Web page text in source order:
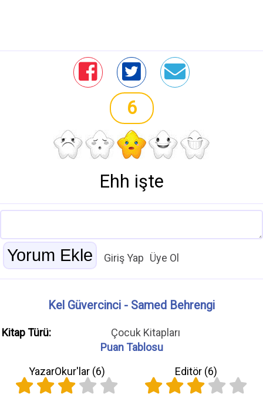
6
Ehh işte
Giriş Yap Üye Ol
Kel Güvercinci - Samed Behrengi
Kitap Türü:
Çocuk Kitapları
Puan Tablosu
YazarOkur'lar (6) Editör (6)